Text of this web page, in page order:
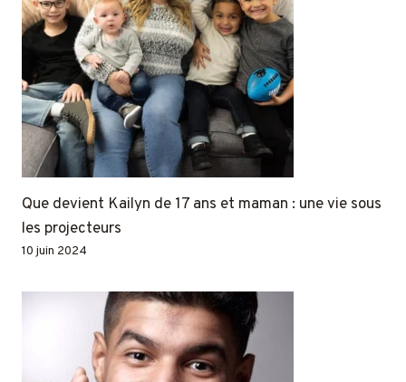
Que devient Kailyn de 17 ans et maman : une vie sous
les projecteurs
10 juin 2024